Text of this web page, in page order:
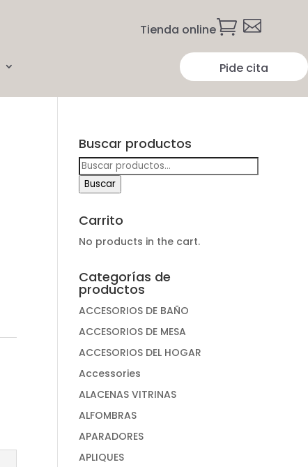
Tienda online 
Pide cita
Buscar productos
Buscar
por:
Buscar
Carrito
No products in the cart.
Categorías de
productos
ACCESORIOS DE BAÑO
ACCESORIOS DE MESA
ACCESORIOS DEL HOGAR
Accessories
ALACENAS VITRINAS
ALFOMBRAS
APARADORES
APLIQUES